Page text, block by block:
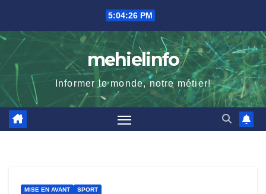
content
5:04:27 PM
mehielinfo
Informer le monde, notre métier!
MISE EN AVANT SPORT